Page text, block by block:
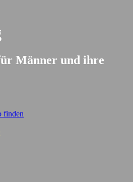
Männer und ihre
finden